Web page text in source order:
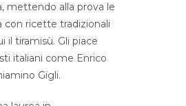
mettendo alla prova le
con ricette tradizionali
il tiramisù. Gli piace
italiani come Enrico
Gigli.